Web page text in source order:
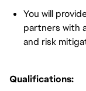
You will
partners with
and risk
Qualifications: